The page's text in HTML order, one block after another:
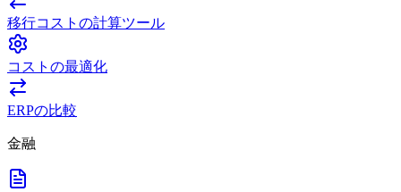
移行コストの計算ツール
コストの最適化
ERPの比較
金融